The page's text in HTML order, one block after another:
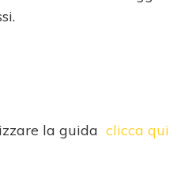
la guida clicca qui